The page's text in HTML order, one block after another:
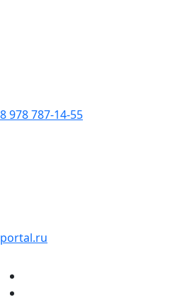
8 978 787-14-55
portal.ru